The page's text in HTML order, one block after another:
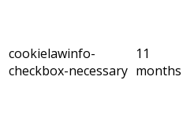
cookielawinfo-
checkbox-necessary
11
months